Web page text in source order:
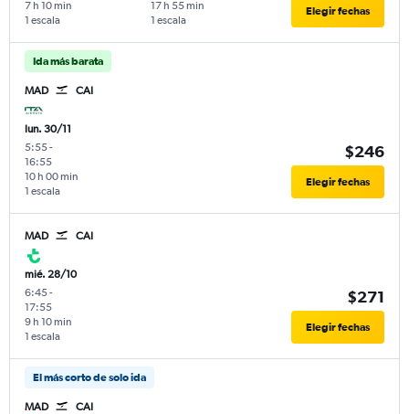
1 escala
7 h 10 min
1 escala
17 h 55 min Elegir fechas
Ida más barata
MAD CAI
lun. 30/11
5:55-
16:55
1 escala
10 h 00 min
$246
Elegir fechas
MAD CAI
mié. 28/10
6:45-
17:55
1 escala
9 h 10 min
$271
Elegir fechas
El más corto de solo ida
MAD CAI